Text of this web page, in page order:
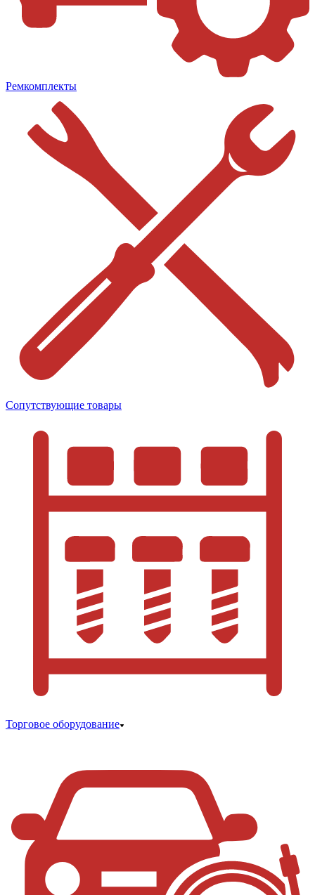
Ремкомплекты
Сопутствующие товары
Торговое оборудование